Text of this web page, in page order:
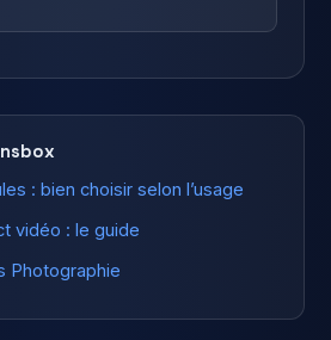
: bien choisir selon l’usage
vidéo : le guide
Photographie